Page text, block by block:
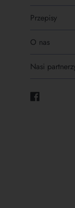
Przepisy
O nas
Nasi